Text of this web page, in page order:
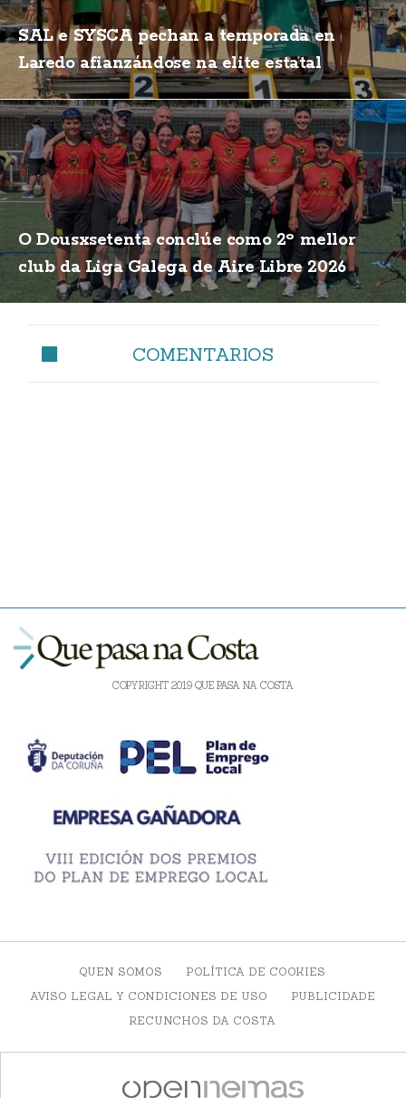
SAL e SYSCA pechan a temporada en
Laredo afianzándose na elite estatal
O Dousxsetenta conclúe como 2º mellor
club da Liga Galega de Aire Libre 2026
COMENTARIOS
COPYRIGHT 2019 QUE PASA NA COSTA
QUEN SOMOS
POLÍTICA DE COOKIES
AVISO LEGAL Y CONDICIONES DE USO
PUBLICIDADE
RECUNCHOS DA COSTA